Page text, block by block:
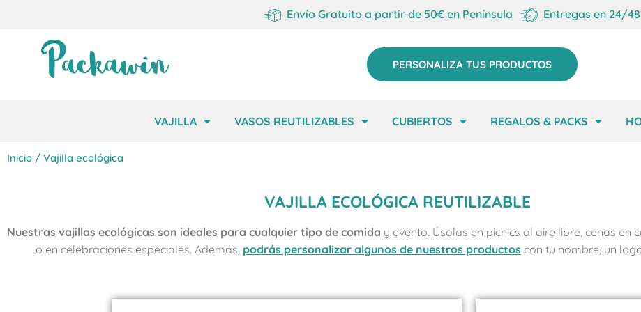
Envío Gratuito a partir de 50€ en Península Entregas en 24/
PERSONALIZA TUS PRODUCTOS
VAJILLA VASOS REUTILIZABLES CUBIERTOS REGALOS & PACKS
Inicio / Vajilla ecológica
VAJILLA ECOLÓGICA REUTILIZABLE
Nuestras vajillas ecológicas son ideales para cualquier tipo de comida y evento. Úsalas en picnics al aire libre, cenas en
o en celebraciones especiales. Además, podrás personalizar algunos de nuestros productos con tu nombre, un